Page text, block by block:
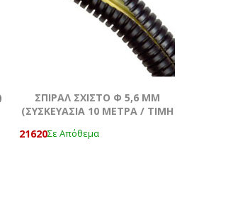
ΣΠΙΡΑΛ ΣΧΙΣΤΟ Φ 5,6 MM
(ΣΥΣΚΕΥΑΣΙΑ 10 ΜΕΤΡΑ / TIMH
21620Σε Απόθεμα